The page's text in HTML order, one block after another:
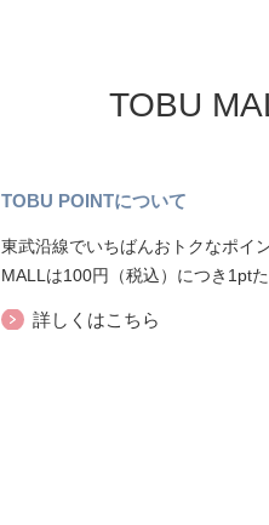
TOBU
TOBU POINTについて
東武沿線でいちばんおトクなポイ
MALLは100円（税込）につき1ptた
詳しくはこちら